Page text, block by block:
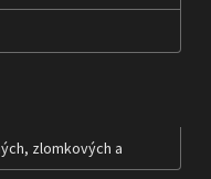
zlomkových a